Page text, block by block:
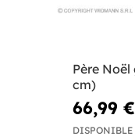
Père
cm)
66,99 €
DISPONIBLE